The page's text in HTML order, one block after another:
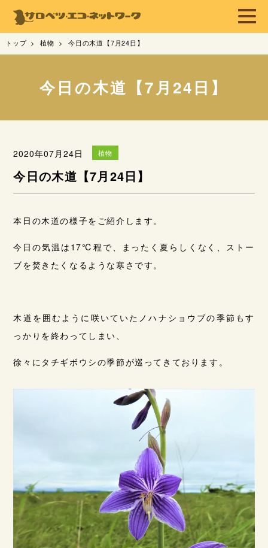
トップ 植物 今日の木道【7月24日】
今日の木道【7月24日】
2020年07月24日 植物
今日の木道【7月24日】
本日の木道の様子をご紹介します。
今日の気温は17℃程で、まったく夏らしくなく、ストー
ブを焚きたくなるような寒さです。
木道を囲むように咲いていたノハナショウブの季節もす
っかりを終わってしまい、
徐々にタチギボウシの季節が巡ってきております。